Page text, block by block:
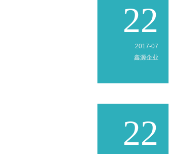
22
2017-07
鑫源企业
22